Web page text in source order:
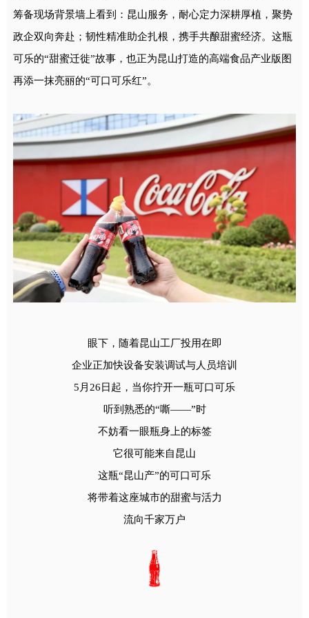
筹备现场背景墙上看到：昆山服务，耐心定力深耕厚植，聚势
政企双向奔赴；韧性精准助企扎根，携手共酿甜蜜经济。这瓶
可乐的“甜蜜迁徙”故事，也正为昆山打造的高端食品产业版图
再添一抹亮丽的“可口可乐红”。
眼下，随着昆山工厂投用在即
企业正加快设备安装调试与人员培训
5月26日起，当你拧开一瓶可口可乐
听到熟悉的“嘶——”时
不妨看一眼瓶身上的标签
它很可能来自昆山
这瓶“昆山产”的可口可乐
将带着这座城市的甜蜜与活力
流向千家万户